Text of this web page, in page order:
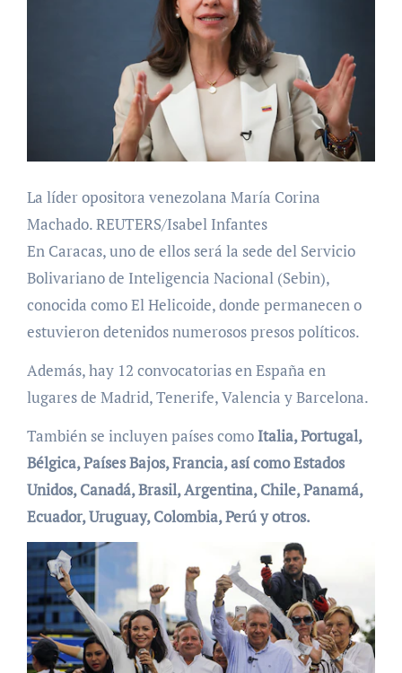
La líder opositora venezolana María Corina
Machado. REUTERS/Isabel Infantes
En Caracas, uno de ellos será la sede del Servicio
Bolivariano de Inteligencia Nacional (Sebin),
conocida como El Helicoide, donde permanecen o
estuvieron detenidos numerosos presos políticos.
Además, hay 12 convocatorias en España en
lugares de Madrid, Tenerife, Valencia y Barcelona.
También se incluyen países comoItalia, Portugal,
Bélgica, Países Bajos, Francia, así como Estados
Unidos, Canadá, Brasil, Argentina, Chile, Panamá,
Ecuador, Uruguay, Colombia, Perú y otros.